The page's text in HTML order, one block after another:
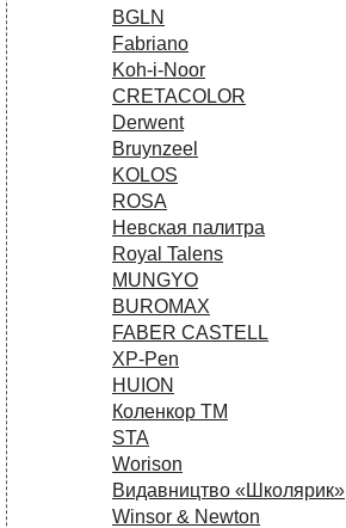
BGLN
Fabriano
Koh-i-Noor
CRETACOLOR
Derwent
Bruynzeel
KOLOS
ROSA
Невская палитра
Royal Talens
MUNGYO
BUROMAX
FABER CASTELL
XP-Pen
HUION
Коленкор ТМ
STA
Worison
Видавництво «Школярик»
Winsor & Newton